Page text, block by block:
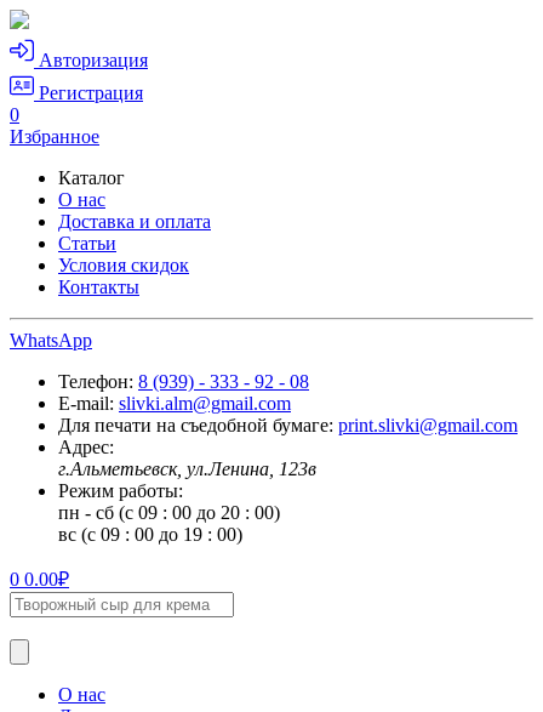
Авторизация
Регистрация
0
Избранное
Каталог
О нас
Доставка и оплата
Статьи
Условия скидок
Контакты
WhatsApp
Телефон: 8 (939) - 333 - 92 - 08
E-mail: slivki.alm@gmail.com
Для печати на съедобной бумаге: print.slivki@gmail.com
Адрес:
г.Альметьевск, ул.Ленина, 123в
Режим работы:
пн - сб (с 09 : 00 до 20 : 00)
вс (с 09 : 00 до 19 : 00)
0 0.00₽
О нас